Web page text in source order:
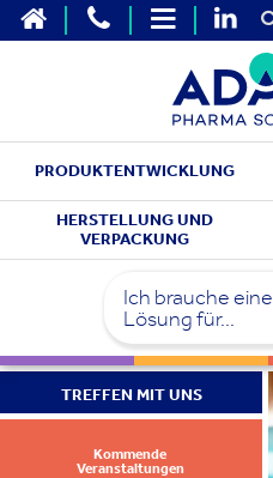
PRODUKTENTWICKLUNG
HERSTELLUNG UND
VERPACKUNG
Ich brauche eine
Lösung für...
TREFFEN MIT UNS
Kommende
Veranstaltungen